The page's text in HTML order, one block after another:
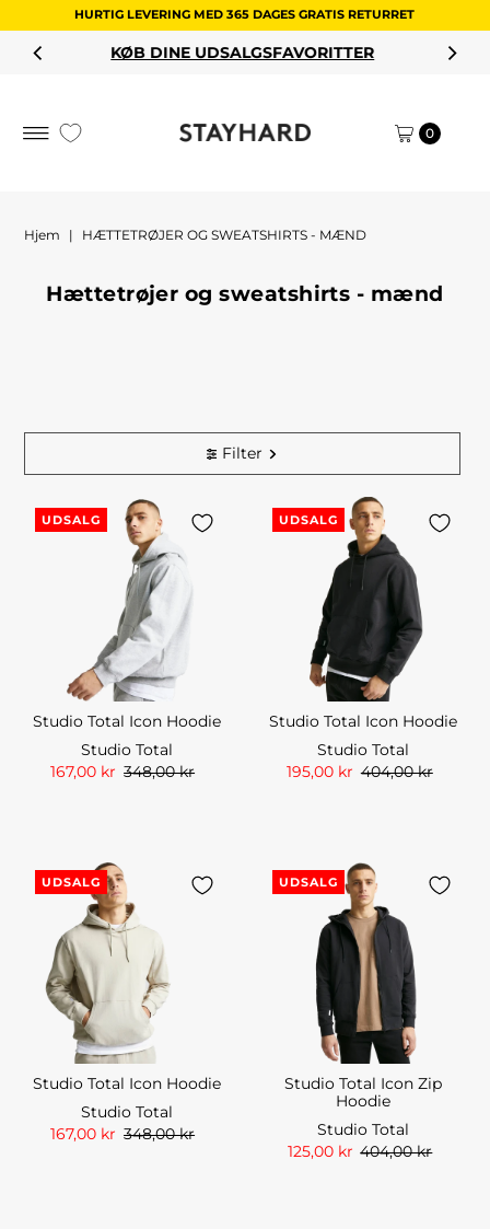
HURTIG LEVERING MED 365 DAGES GRATIS RETURRET
KØB DINE UDSALGSFAVORITTER
0
Hjem | HÆTTETRØJER OG SWEATSHIRTS - MÆND
Hættetrøjer og sweatshirts - mænd
Filter
UDSALG
Studio Total Icon Hoodie
Studio Total
167,00 kr 348,00 kr
UDSALG
Studio Total Icon Hoodie
Studio Total
195,00 kr 404,00 kr
UDSALG
Studio Total Icon Hoodie
Studio Total
167,00 kr 348,00 kr
UDSALG
Studio Total Icon Zip
Hoodie
Studio Total
125,00 kr 404,00 kr